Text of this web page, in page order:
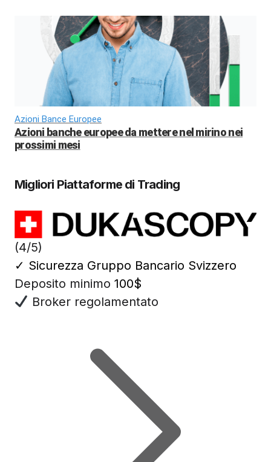
Azioni Bance Europee
Azioni banche europee da mettere nel mirino nei
prossimi mesi
Migliori Piattaforme di Trading
(4/5)
✓ Sicurezza Gruppo Bancario Svizzero
Deposito minimo 100$
Broker regolamentato